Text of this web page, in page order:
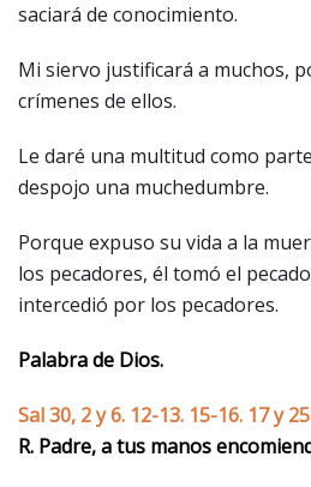
saciará de conocimiento.
Mi siervo justificará a muchos,
crímenes de ellos.
Le daré una multitud como
despojo una muchedumbre.
Porque expuso su vida a la
los pecadores, él tomó el
intercedió por los pecadores.
Palabra de Dios.
Sal 30, 2 y 6. 12-13. 15-16. 17 y 25
R. Padre, a tus manos